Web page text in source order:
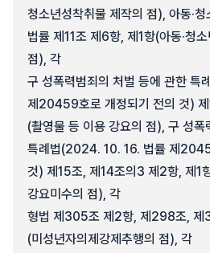
청소년성착취물 제작의 점), 아동·
법률 제11조 제6항, 제1항(아동·청
점), 각
구 성폭력범죄의 처벌 등에 관한
제20459호로 개정되기 전의 것)
(촬영물 등 이용 강요의 점), 구 성
특례법(2024. 10. 16. 법률 제
것) 제15조, 제14조의3 제2항, 제1
강요미수의 점), 각
형법 제305조 제2항, 제298조, 제
(미성년자의제강제추행의 점), 각